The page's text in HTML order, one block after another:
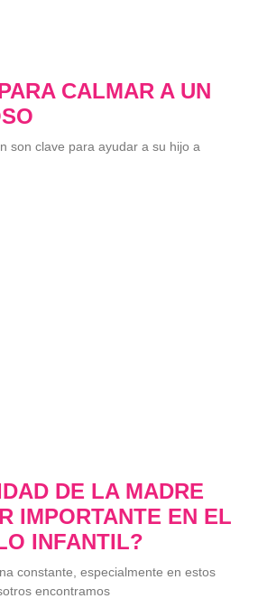
CALMAR A UN
son clave para ayudar a su hijo a
DE LA MADRE
IMPORTANTE EN EL
INFANTIL?
constante, especialmente en estos
encontramos